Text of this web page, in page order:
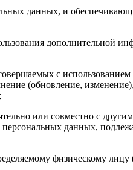
данных, и
дополнительной
с использованием
(обновление,
или совместно с
данных,
физическому лицу